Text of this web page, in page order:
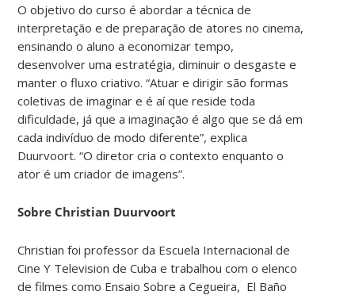
O objetivo do curso é abordar a técnica de
interpretação e de preparação de atores no cinema,
ensinando o aluno a economizar tempo,
desenvolver uma estratégia, diminuir o desgaste e
manter o fluxo criativo. “Atuar e dirigir são formas
coletivas de imaginar e é aí que reside toda
dificuldade, já que a imaginação é algo que se dá em
cada indivíduo de modo diferente”, explica
Duurvoort. “O diretor cria o contexto enquanto o
ator é um criador de imagens”.
Sobre Christian Duurvoort
Christian foi professor da Escuela Internacional de
Cine Y Television de Cuba e trabalhou com o elenco
de filmes como Ensaio Sobre a Cegueira, El Baño